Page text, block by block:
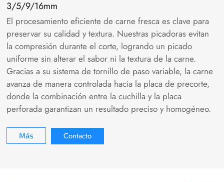
3/5/9/16mm
El procesamiento eficiente de carne fresca es clave para
preservar su calidad y textura. Nuestras picadoras evitan
la compresión durante el corte, logrando un picado
uniforme sin alterar el sabor ni la textura de la carne.
Gracias a su sistema de tornillo de paso variable, la carne
avanza de manera controlada hacia la placa de precorte,
donde la combinación entre la cuchilla y la placa
perforada garantizan un resultado preciso y homogéneo.
Más Contacto